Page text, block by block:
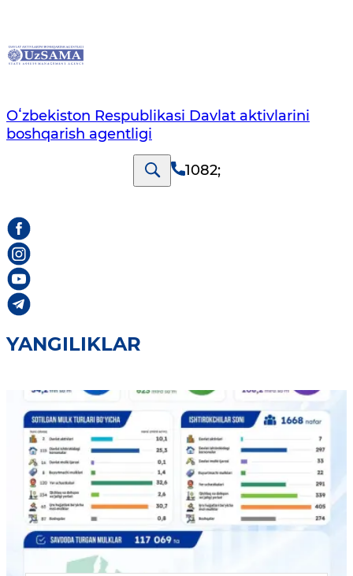
Oʻzbekiston Respublikasi Davlat aktivlarini
boshqarish agentligi
1082;
YANGILIKLAR